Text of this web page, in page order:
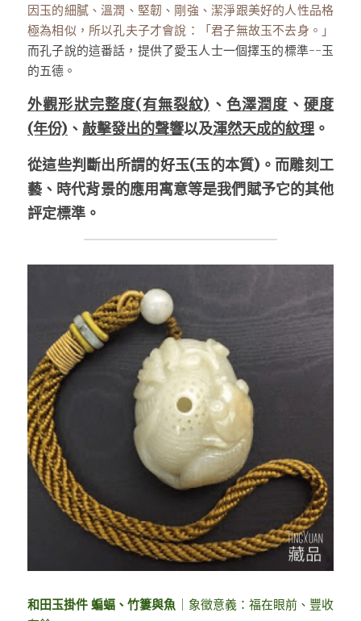
因玉的細膩、溫潤、堅韌、剛強、潔淨跟美好的人性品格
極為相似，所以孔夫子才會說：「君子無故玉不去身。」
而孔子說的這番話，提供了愛玉人士一個擇玉的標準--玉
的五德。
外觀形狀完整度(有無裂紋)、色澤潤度、硬度
(年份) 、敲擊發出的聲響以及渾然天成的紋理。
從這些判斷出所謂的好玉(玉的本質)。而雕刻工
藝、時代背景的應用寓意等是我們賦予它的其他
評定標準。
和田玉掛件 蝙蝠、竹簍與魚 ｜象徵意義：福在眼前、豐收